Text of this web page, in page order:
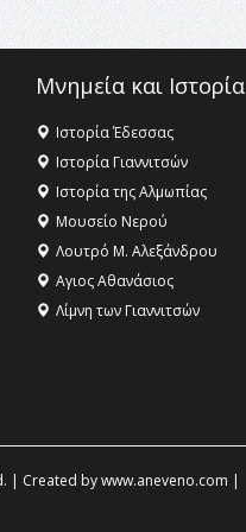
Μνημεία και Ιστορία
Ιστορία Έδεσσας
Ιστορία Γιαννιτσών
Ιστορία της Αλμωπίας
Μουσείο Νερού
Λουτρό Μ. Αλεξάνδρου
Αγιος Αθανάσιος
Λίμνη των Γιαννιτσών
| Created bywww.aneveno.com |